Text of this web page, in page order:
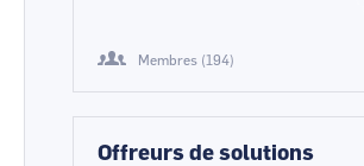
Membres (194)
Offreurs de solutions